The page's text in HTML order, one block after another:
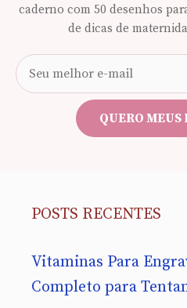
caderno com 50 desenhos
de dicas de
e-
QUERO MEUS
POSTS RECENTES
Vitaminas Para
Completo para